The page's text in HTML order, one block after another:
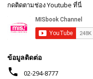
กดติดตามช่อง Youtube ที่นี่
ข้อมูลติดต่อ
phone 02-294-8777